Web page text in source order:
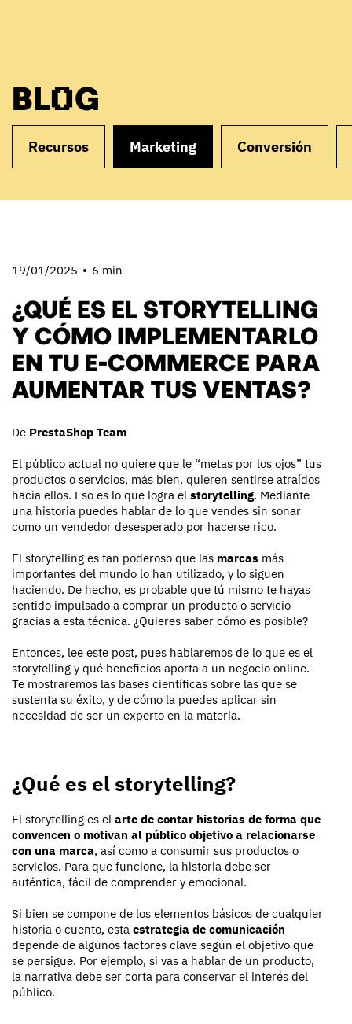
BLOG
Recursos Marketing Conversión
19/01/2025 6 min
¿QUÉ ES EL STORYTELLING
Y CÓMO IMPLEMENTARLO
EN TU E-COMMERCE PARA
AUMENTAR TUS VENTAS?
De PrestaShop Team
El público actual no quiere que le “metas por los ojos” tus
productos o servicios, más bien, quieren sentirse atraídos
hacia ellos. Eso es lo que logra el storytelling. Mediante
una historia puedes hablar de lo que vendes sin sonar
como un vendedor desesperado por hacerse rico.
El storytelling es tan poderoso que las marcas más
importantes del mundo lo han utilizado, y lo siguen
haciendo. De hecho, es probable que tú mismo te hayas
sentido impulsado a comprar un producto o servicio
gracias a esta técnica. ¿Quieres saber cómo es posible?
Entonces, lee este post, pues hablaremos de lo que es el
storytelling y qué beneficios aporta a un negocio online.
Te mostraremos las bases científicas sobre las que se
sustenta su éxito, y de cómo la puedes aplicar sin
necesidad de ser un experto en la materia.
¿Qué es el storytelling?
El storytelling es el arte de contar historias de forma que
convencen o motivan al público objetivo a relacionarse
con una marca, así como a consumir sus productos o
servicios. Para que funcione, la historia debe ser
auténtica, fácil de comprender y emocional.
Si bien se compone de los elementos básicos de cualquier
historia o cuento, esta estrategia de comunicación
depende de algunos factores clave según el objetivo que
se persigue. Por ejemplo, si vas a hablar de un producto,
la narrativa debe ser corta para conservar el interés del
público.